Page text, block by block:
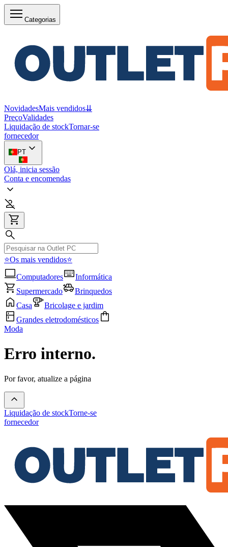
Categorias
NovidadesMais vendidos⇊
PreçoValidades
Liquidação de stockTornar-se
fornecedor
PT
Olá, inicia sessão
Conta e encomendas
⭐Os mais vendidos⭐
Computadores
Informática
Supermercado
Brinquedos
Casa
Bricolage e jardim
Grandes eletrodomésticos
Moda
Erro interno.
Por favor, atualize a página
Liquidação de stockTorne-se
fornecedor